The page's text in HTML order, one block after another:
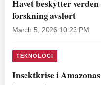
Havet beskytter
forskning avslørt
March 5, 2026 10:23 PM
TEKNOLOGI
Insektkrise i